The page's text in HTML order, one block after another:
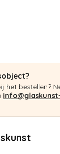
het bestellen?